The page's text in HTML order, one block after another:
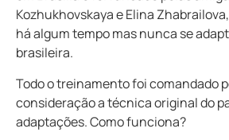
Kozhukhovskaya e Elina
há algum tempo mas nunca se
brasileira.
Todo o treinamento foi comandado
consideração a técnica original do
adaptações. Como funciona?